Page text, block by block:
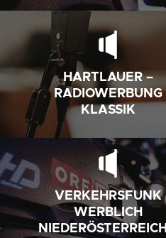
HARTLAUER –
RADIOWERBUNG
KLASSIK
VERKEHRSFUNK
WERBLICH